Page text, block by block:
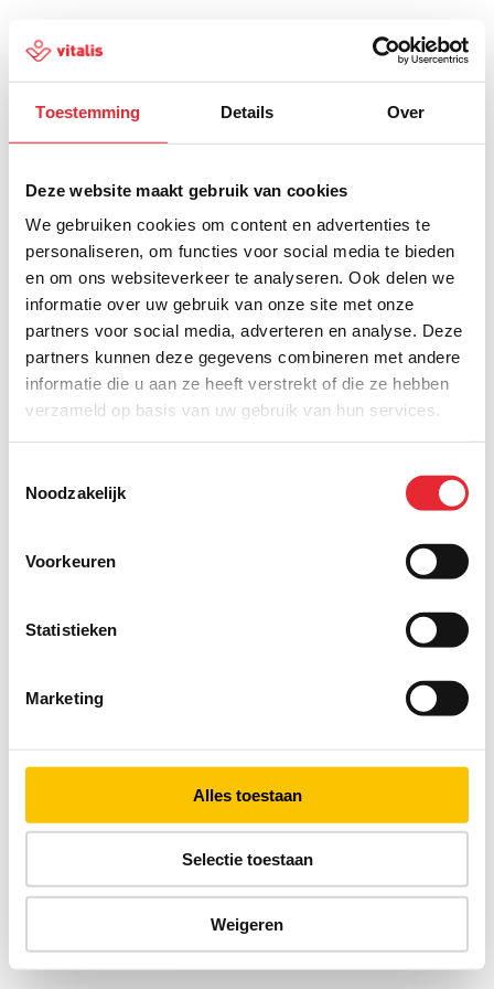
Toestemming Details Over
Deze website maakt gebruik van cookies
We gebruiken cookies om content en advertenties te
personaliseren, om functies voor social media te bieden
en om ons websiteverkeer te analyseren. Ook delen we
informatie over uw gebruik van onze site met onze
partners voor social media, adverteren en analyse. Deze
partners kunnen deze gegevens combineren met andere
informatie die u aan ze heeft verstrekt of die ze hebben
verzameld op basis van uw gebruik van hun services.
Noodzakelijk
Voorkeuren
Statistieken
Marketing
Alles toestaan
Selectie toestaan
Weigeren
500
Er is iets fout gegaan
Probeer het later opnieuw of ga terug naar de
homepagina.